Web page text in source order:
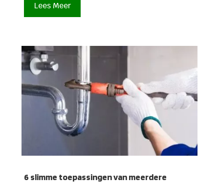
Lees Meer
6 slimme toepassingen van meerdere